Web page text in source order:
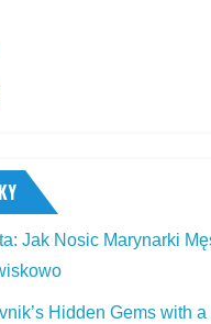
Jak Nosic Marynarki
Hidden Gems with a